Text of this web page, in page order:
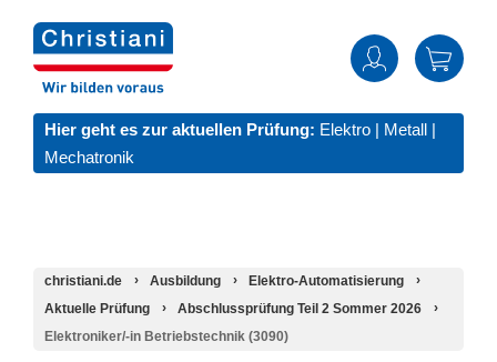
Hier geht es zur aktuellen Prüfung: Elektro | Metall |
Mechatronik
christiani.de Ausbildung
Elektro-Automatisierung
Aktuelle Prüfung
Abschlussprüfung Teil 2 Sommer 2026
Elektroniker/-in Betriebstechnik (3090)